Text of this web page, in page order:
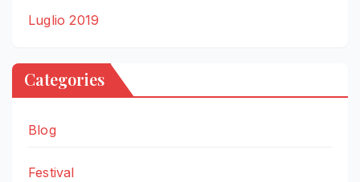
Luglio 2019
Categories
Blog
Festival